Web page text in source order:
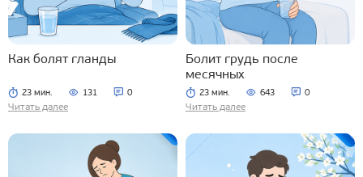
Как болят гланды
23 мин. 131 0
Читать далее
Болит грудь после
месячных
23 мин. 643 0
Читать далее